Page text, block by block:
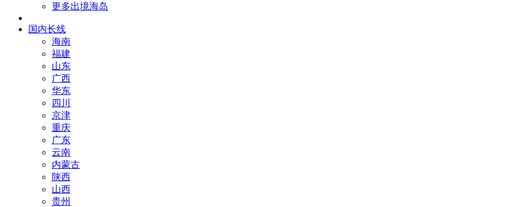
更多出境海岛
国内长线
海南
福建
山东
广西
华东
四川
京津
重庆
广东
云南
内蒙古
陕西
山西
贵州